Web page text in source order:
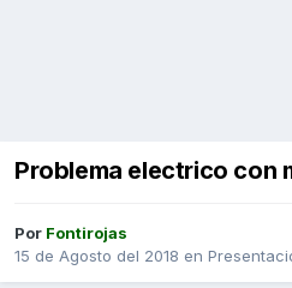
Problema electrico con
Por Fontirojas
15 de Agosto del 2018 en